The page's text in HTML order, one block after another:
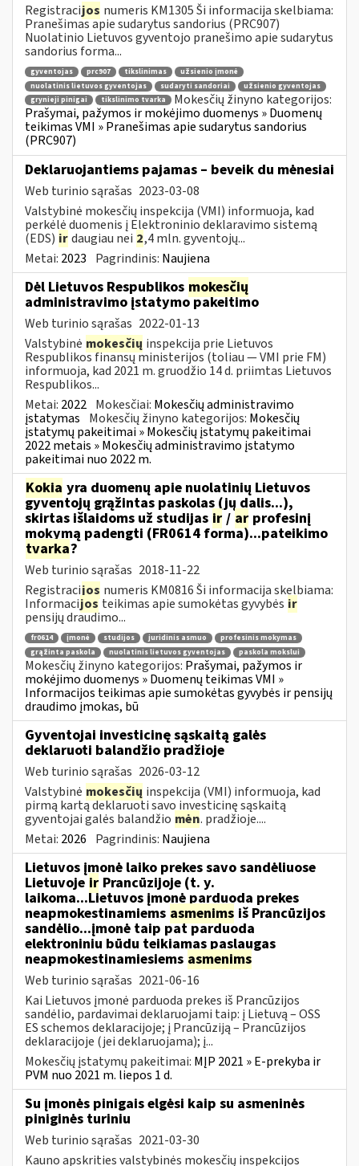
Registracijos numeris KM1305 Ši informacija skelbiama:
Pranešimas apie sudarytus sandorius (PRC907)
Nuolatinio Lietuvos gyventojo pranešimo apie sudarytus
sandorius forma...
gyventojas prc907 tikslinimas
užsienio įmonė
nuolatinis lietuvos gyventojas
sudaryti sandoriai
užsienio gyventojas
grynieji pinigai
tikslinimo tvarka
Mokesčių žinyno kategorijos:
Prašymai, pažymos ir mokėjimo duomenys » Duomenų
teikimas VMI » Pranešimas apie sudarytus sandorius
(PRC907)
Deklaruojantiems pajamas – beveik du mėnesiai
Web turinio sąrašas 2023-03-08
Valstybinė mokesčių inspekcija (VMI) informuoja, kad
perkėlė duomenis į Elektroninio deklaravimo sistemą
(EDS) irdaugiau nei 2,4 mln. gyventojų...
Metai: 2023 Pagrindinis: Naujiena
Dėl Lietuvos Respublikos mokesčių
administravimo įstatymo pakeitimo
Web turinio sąrašas 2022-01-13
Valstybinė mokesčių inspekcija prie Lietuvos
Respublikos finansų ministerijos (toliau — VMI prie FM)
informuoja, kad 2021 m. gruodžio 14 d. priimtas Lietuvos
Respublikos...
Metai: 2022 Mokesčiai: Mokesčių administravimo
įstatymas Mokesčių žinyno kategorijos: Mokesčių
įstatymų pakeitimai » Mokesčių įstatymų pakeitimai
2022 metais » Mokesčių administravimo įstatymo
pakeitimai nuo 2022 m.
Kokia yra duomenų apie nuolatinių Lietuvos
gyventojų grąžintas paskolas (jų dalis...),
skirtas išlaidoms už studijas ir / ar profesinį
mokymą padengti (FR0614 forma)...pateikimo
tvarka?
Web turinio sąrašas 2018-11-22
Registracijos numeris KM0816 Ši informacija skelbiama:
Informacijosteikimas apie sumokėtas gyvybės ir
pensijų draudimo...
fr0614 įmonė studijos juridinis asmuo
profesinis mokymas
grąžinta paskola
nuolatinis lietuvos gyventojas paskola mokslui
Mokesčių žinyno kategorijos: Prašymai, pažymos ir
mokėjimo duomenys » Duomenų teikimas VMI »
Informacijos teikimas apie sumokėtas gyvybės ir pensijų
draudimo įmokas, bū
Gyventojai investicinę sąskaitą galės
deklaruoti balandžio pradžioje
Web turinio sąrašas 2026-03-12
Valstybinė mokesčių inspekcija (VMI) informuoja, kad
pirmą kartą deklaruoti savo investicinę sąskaitą
gyventojai galės balandžio mėn. pradžioje....
Metai: 2026 Pagrindinis: Naujiena
Lietuvos įmonė laiko prekes savo sandėliuose
Lietuvoje ir Prancūzijoje (t. y.
laikoma...Lietuvos įmonė parduoda prekes
neapmokestinamiems asmenims iš Prancūzijos
sandėlio...įmonė taip pat parduoda
elektroniniu būdu teikiamas paslaugas
neapmokestinamiesiems asmenims
Web turinio sąrašas 2021-06-16
Kai Lietuvos įmonė parduoda prekes iš Prancūzijos
sandėlio, pardavimai deklaruojami taip: į Lietuvą – OSS
ES schemos deklaracijoje; į Prancūziją – Prancūzijos
deklaracijoje (jei deklaruojama); į...
Mokesčių įstatymų pakeitimai: MĮP 2021 » E-prekyba ir
PVM nuo 2021 m. liepos 1 d.
Su įmonės pinigais elgėsi kaip su asmeninės
piniginės turiniu
Web turinio sąrašas 2021-03-30
Kauno apskrities valstybinės mokesčių inspekcijos